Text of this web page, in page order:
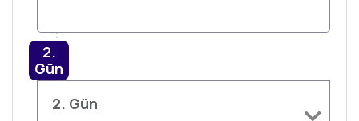
2.
Gün
2. Gün